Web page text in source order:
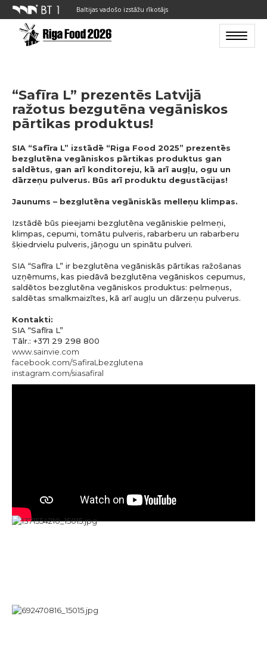
Baltijas vadošo izstāžu rīkotājs
Toggle
“Safīra L” prezentēs Latvijā
ražotus bezgutēna vegāniskos
pārtikas produktus!
SIA “Safīra L” izstādē “Riga Food 2025” prezentēs
bezglutēna vegāniskos pārtikas produktus gan
saldētus, gan arī konditoreju, kā arī augļu, ogu un
dārzeņu pulverus. Būs arī produktu degustācijas!
Jaunums – bezglutēna vegāniskās melleņu klimpas.
Izstādē būs pieejami bezglutēna vegāniskie pelmeņi,
klimpas, cepumi, tomātu pulveris, rabarberu un rabarberu
šķiedrvielu pulveris, jāņogu un spinātu pulveri.
SIA “Safīra L” ir bezglutēna vegāniskās pārtikas ražošanas
uzņēmums, kas piedāvā bezglutēna vegāniskos cepumus,
saldētos bezglutēna vegāniskos produktus: pelmeņus,
saldētas smalkmaizītes, kā arī augļu un dārzeņu pulverus.
Kontakti:
SIA “Safīra L”
Tālr.: +371 29 298 800
www.sainvie.com
facebook.com/SafiraLbezglutena
instagram.com/siasafiral